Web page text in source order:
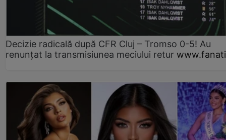
Decizie radicală după CFR Cluj – Tromso 0-5! Au
renunțat la transmisiunea meciului retur